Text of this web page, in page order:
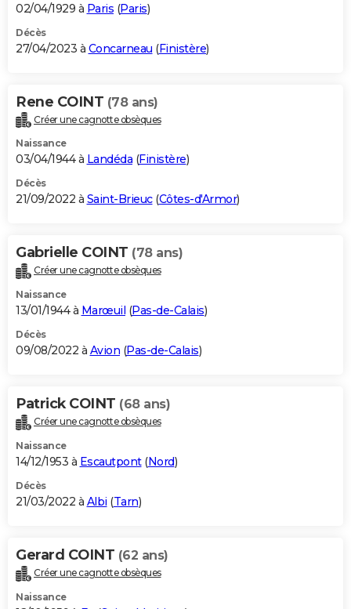
02/04/1929 à Paris (Paris)
Décès
27/04/2023 à Concarneau (Finistère)
Rene COINT (78 ans)
Créer une cagnotte obsèques
Naissance
03/04/1944 à Landéda (Finistère)
Décès
21/09/2022 à Saint-Brieuc(Côtes-d'Armor)
Gabrielle COINT (78 ans)
Créer une cagnotte obsèques
Naissance
13/01/1944 à Marœuil (Pas-de-Calais)
Décès
09/08/2022 à Avion (Pas-de-Calais)
Patrick COINT (68 ans)
Créer une cagnotte obsèques
Naissance
14/12/1953 à Escautpont(Nord)
Décès
21/03/2022 à Albi (Tarn)
Gerard COINT (62 ans)
Créer une cagnotte obsèques
Naissance